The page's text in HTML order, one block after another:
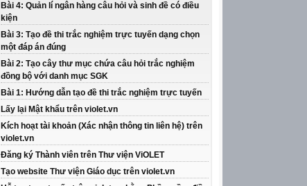
Bài 4: Quản lí ngân hàng câu hỏi và sinh đề có điều
kiện
Bài 3: Tạo đề thi trắc nghiệm trực tuyến dạng chọn
một đáp án đúng
Bài 2: Tạo cây thư mục chứa câu hỏi trắc nghiệm
đồng bộ với danh mục SGK
Bài 1: Hướng dẫn tạo đề thi trắc nghiệm trực tuyến
Lấy lại Mật khẩu trên violet.vn
Kích hoạt tài khoản (Xác nhận thông tin liên hệ) trên
violet.vn
Đăng ký Thành viên trên Thư viện ViOLET
Tạo website Thư viện Giáo dục trên violet.vn